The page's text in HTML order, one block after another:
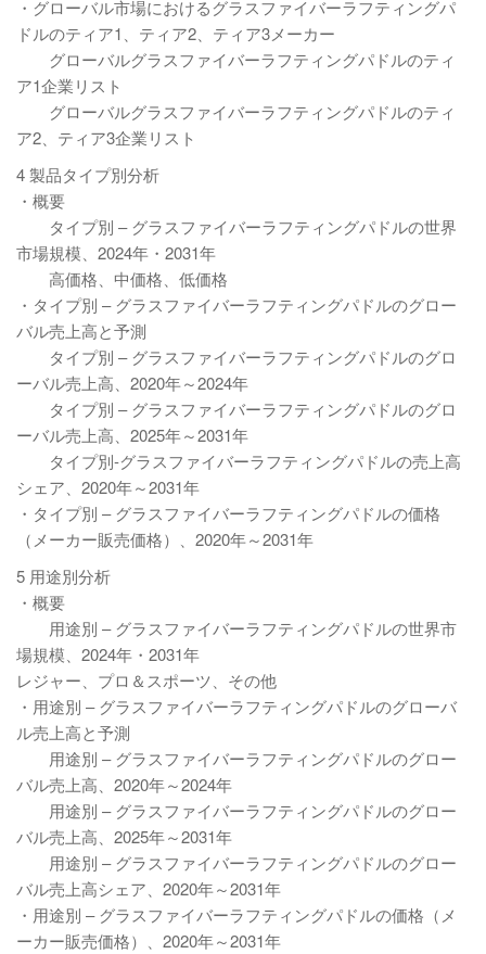
・グローバル市場におけるグラスファイバーラフティングパ
ドルのティア1、ティア2、ティア3メーカー
グローバルグラスファイバーラフティングパドルのティ
ア1企業リスト
グローバルグラスファイバーラフティングパドルのティ
ア2、ティア3企業リスト
4 製品タイプ別分析
・概要
タイプ別 – グラスファイバーラフティングパドルの世界
市場規模、2024年・2031年
高価格、中価格、低価格
・タイプ別 – グラスファイバーラフティングパドルのグロー
バル売上高と予測
タイプ別 – グラスファイバーラフティングパドルのグロ
ーバル売上高、2020年～2024年
タイプ別 – グラスファイバーラフティングパドルのグロ
ーバル売上高、2025年～2031年
タイプ別-グラスファイバーラフティングパドルの売上高
シェア、2020年～2031年
・タイプ別 – グラスファイバーラフティングパドルの価格
（メーカー販売価格）、2020年～2031年
5 用途別分析
・概要
用途別 – グラスファイバーラフティングパドルの世界市
場規模、2024年・2031年
レジャー、プロ＆スポーツ、その他
・用途別 – グラスファイバーラフティングパドルのグローバ
ル売上高と予測
用途別 – グラスファイバーラフティングパドルのグロー
バル売上高、2020年～2024年
用途別 – グラスファイバーラフティングパドルのグロー
バル売上高、2025年～2031年
用途別 – グラスファイバーラフティングパドルのグロー
バル売上高シェア、2020年～2031年
・用途別 – グラスファイバーラフティングパドルの価格（メ
ーカー販売価格）、2020年～2031年